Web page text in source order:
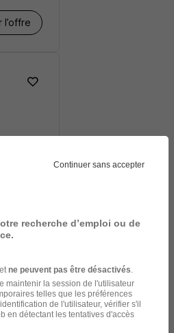
l’offre
l’offre
Continuer sans accepter
recherche d’emploi ou de
ne peuvent pas être désactivés.
maintenir la session de l'utilisateur
telles que les préférences
de l'utilisateur, vérifier s'il
en détectant les tentatives d'accès